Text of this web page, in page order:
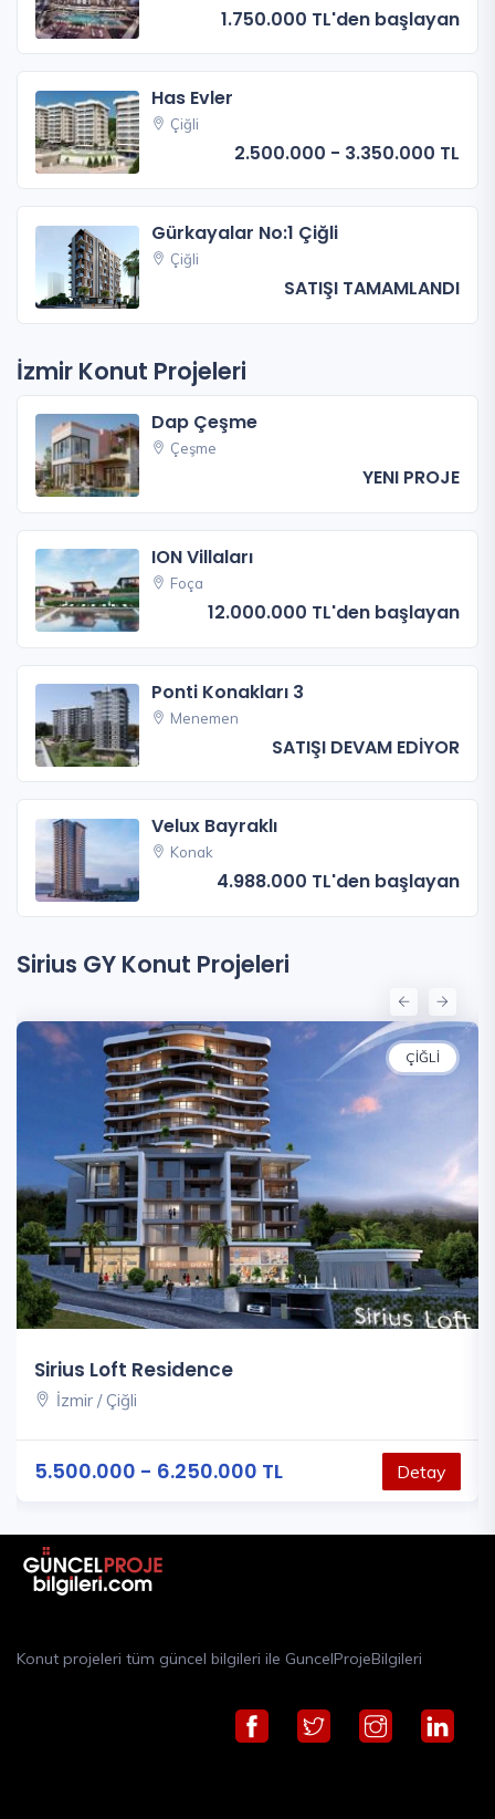
1.750.000 TL'den başlayan
Has Evler
Çiğli
2.500.000 - 3.350.000 TL
Gürkayalar No:1 Çiğli
Çiğli
SATIŞI TAMAMLANDI
İzmir Konut Projeleri
Dap Çeşme
Çeşme
YENI PROJE
ION Villaları
Foça
12.000.000 TL'den başlayan
Ponti Konakları 3
Menemen
SATIŞI DEVAM EDİYOR
Velux Bayraklı
Konak
4.988.000 TL'den başlayan
Sirius GY Konut Projeleri
ÇIĞLI
Sirius Loft Residence
İzmir / Çiğli
5.500.000 - 6.250.000 TL Detay
Konut projeleri tüm güncel bilgileri ile GuncelProjeBilgileri